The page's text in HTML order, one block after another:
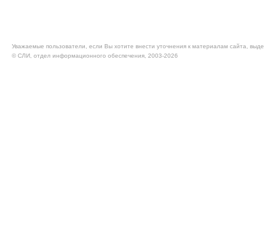
Уважаемые пользователи, если Вы хотите внести уточнения к материалам сайта,
© CЛИ, отдел информационного обеспечения, 2003-2026